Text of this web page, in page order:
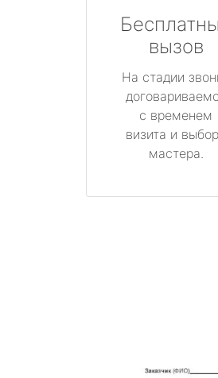
вызов
На стадии
с временем
визита и
мастера.